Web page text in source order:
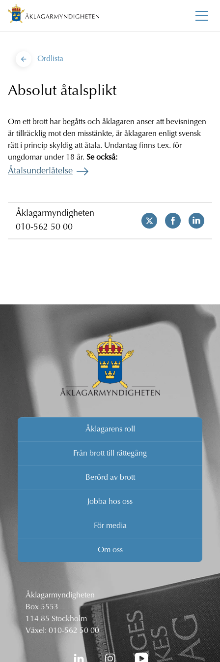
Ordlista
Absolut åtalsplikt
Om ett brott har begåtts och åklagaren anser att bevisningen
är tillräcklig mot den misstänkte, är åklagaren enligt svensk
rätt i princip skyldig att åtala. Undantag finns t.ex. för
ungdomar under 18 år. Se också:
Åtalsunderlåtelse
Åklagarmyndigheten
010-562 50 00
Åklagarens roll
Från brott till rättegång
Berörd av brott
Jobba hos oss
För media
Om oss
Åklagarmyndigheten
Box 5553
114 85 Stockholm
Växel: 010-562 50 00